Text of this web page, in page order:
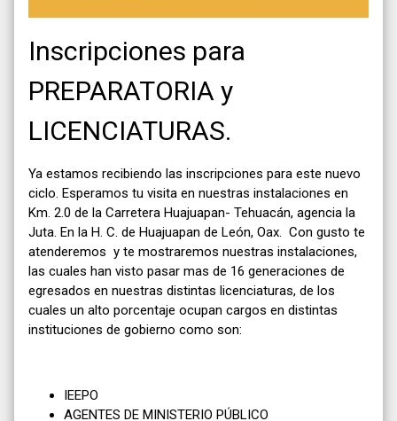
Inscripciones para
PREPARATORIA y
LICENCIATURAS.
Ya estamos recibiendo las inscripciones para este nuevo
ciclo. Esperamos tu visita en nuestras instalaciones en
Km. 2.0 de la Carretera Huajuapan- Tehuacán, agencia la
Juta. En la H. C. de Huajuapan de León, Oax. Con gusto te
atenderemos y te mostraremos nuestras instalaciones,
las cuales han visto pasar mas de 16 generaciones de
egresados en nuestras distintas licenciaturas, de los
cuales un alto porcentaje ocupan cargos en distintas
instituciones de gobierno como son:
IEEPO
AGENTES DE MINISTERIO PÚBLICO